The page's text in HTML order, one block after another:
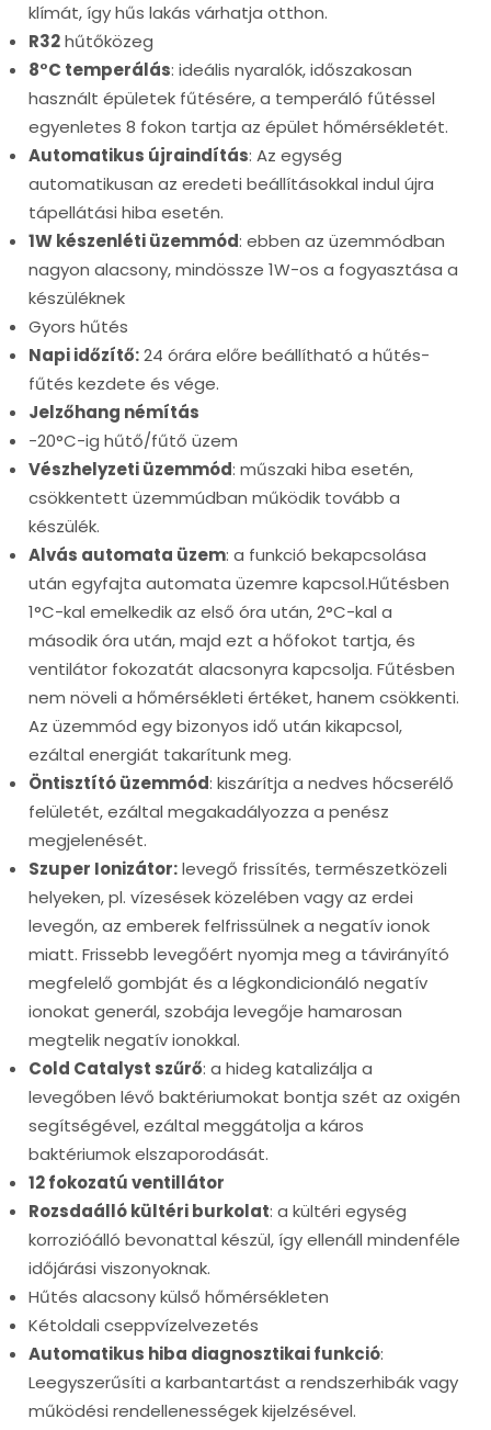
klímát, így hűs lakás várhatja otthon.
R32hűtőközeg
8°C temperálás: ideális nyaralók, időszakosan
használt épületek fűtésére, a temperáló fűtéssel
egyenletes 8 fokon tartja az épület hőmérsékletét.
Automatikus újraindítás: Az egység
automatikusan az eredeti beállításokkal indul újra
tápellátási hiba esetén.
1W készenléti üzemmód: ebben az üzemmódban
nagyon alacsony, mindössze 1W-os a fogyasztása a
készüléknek
Gyors hűtés
Napi időzítő:24 órára előre beállítható a hűtés-
fűtés kezdete és vége.
Jelzőhang némítás
-20°C-ig hűtő/fűtő üzem
Vészhelyzeti üzemmód: műszaki hiba esetén,
csökkentett üzemmúdban működik tovább a
készülék.
Alvás automata üzem: a funkció bekapcsolása
után egyfajta automata üzemre kapcsol.Hűtésben
1°C-kal emelkedik az első óra után, 2°C-kal a
második óra után, majd ezt a hőfokot tartja, és
ventilátor fokozatát alacsonyra kapcsolja. Fűtésben
nem növeli a hőmérsékleti értéket, hanem csökkenti.
Az üzemmód egy bizonyos idő után kikapcsol,
ezáltal energiát takarítunk meg.
Öntisztító üzemmód: kiszárítja a nedves hőcserélő
felületét, ezáltal megakadályozza a penész
megjelenését.
Szuper Ionizátor:levegő frissítés, természetközeli
helyeken, pl. vízesések közelében vagy az erdei
levegőn, az emberek felfrissülnek a negatív ionok
miatt. Frissebb levegőért nyomja meg a távirányító
megfelelő gombját és a légkondicionáló negatív
ionokat generál, szobája levegője hamarosan
megtelik negatív ionokkal.
Cold Catalyst szűrő: a hideg katalizálja a
levegőben lévő baktériumokat bontja szét az oxigén
segítségével, ezáltal meggátolja a káros
baktériumok elszaporodását.
12 fokozatú ventillátor
Rozsdaálló kültéri burkolat: a kültéri egység
korrozióálló bevonattal készül, így ellenáll mindenféle
időjárási viszonyoknak.
Hűtés alacsony külső hőmérsékleten
Kétoldali cseppvízelvezetés
Automatikus hiba diagnosztikai funkció:
Leegyszerűsíti a karbantartást a rendszerhibák vagy
működési rendellenességek kijelzésével.